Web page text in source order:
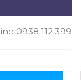
0938.112.399